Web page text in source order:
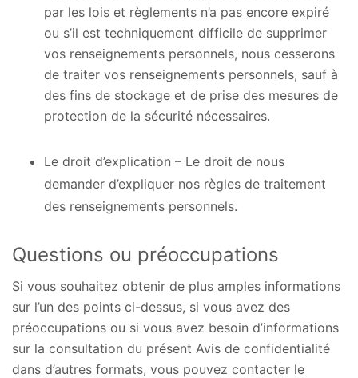
par les lois et règlements n’a pas encore expiré
ou s’il est techniquement difficile de supprimer
vos renseignements personnels, nous cesserons
de traiter vos renseignements personnels, sauf à
des fins de stockage et de prise des mesures de
protection de la sécurité nécessaires.
Le droit d’explication – Le droit de nous
demander d’expliquer nos règles de traitement
des renseignements personnels.
Questions ou préoccupations
Si vous souhaitez obtenir de plus amples informations
sur l’un des points ci-dessus, si vous avez des
préoccupations ou si vous avez besoin d’informations
sur la consultation du présent Avis de confidentialité
dans d’autres formats, vous pouvez contacter le